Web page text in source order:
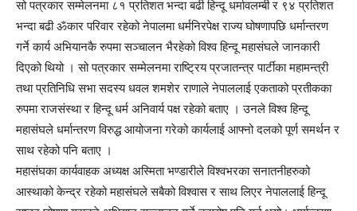
सो पत्रकार सम्मेलनमा ८१ प्रतिशत भन्दा बढी हिन्दू धर्मावलम्बी र ९४ प्रतिशत
भन्दा बढी ॐकार परिवार रहेको नेपालमा धर्मनिरपेक्ष राज्य घोषणापछि धर्मान्तरण
गर्ने कार्य अभियानकै रुपमा सञ्चालन भैरहेको विश्व हिन्दू महासंघले जानकारी
दिएको थियो । सो पत्रकार सम्मेलनमा राष्ट्रिय प्रजातन्त्र पार्टीका महामन्त्री
तथा प्रतिनिधि सभा सदस्य धवल शमशेर राणाले नेपाललाई एकताको प्रतीकका
रुपमा राजसंस्था र हिन्दू धर्म अनिवार्य पक्ष रहेको बताए । उनले विश्व हिन्दू
महासंघले धर्मान्तरण विरुद्ध आयोजना गरेको कार्यलाई आफ्नो दलको पूर्ण समर्थन र
साथ रहेको पनि बताए ।
महासंघका कार्यवाहक अध्यक्ष अस्मिता भण्डारीले विश्वभरका सनातनीहरुको
आस्थाको केन्द्र रहेको महासंघले सबैको विश्वास र साथ लिएर नेपाललाई हिन्दू